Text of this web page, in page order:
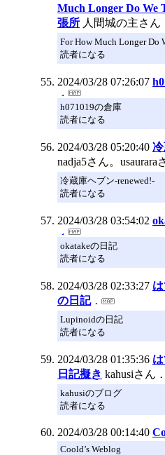
Much Longer Do We
張所 人間城の主さん
For How Much Longer Do
読者になる
2024/03/28 07:26:07
h071019の倉庫
読者になる
2024/03/28 05:20:40
nadja5さん。usaurara
冷蔵庫ヘブン-renewed!-
読者になる
2024/03/28 03:54:02
okatakeの日記
読者になる
2024/03/28 02:33:27
の日記
Lupinoidの日記
読者になる
2024/03/28 01:35:36
日記擬き kahusiさん
kahusiのブログ
読者になる
2024/03/28 00:14:40
Coold’s Weblog